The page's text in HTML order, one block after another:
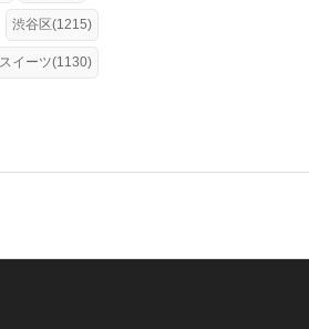
渋谷区(1215)
スイーツ(1130)